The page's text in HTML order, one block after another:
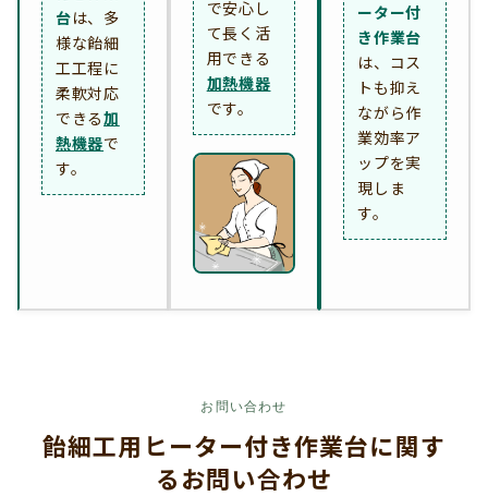
台は、多
様な飴細
工工程に
柔軟対応
できる加
熱機器で
す。
で安心し
て長く活
用できる
加熱機器
です。
ーター付
き作業台
は、コス
トも抑え
ながら作
業効率ア
ップを実
現しま
す。
お問い合わせ
飴細工用ヒーター付き作業台に関す
るお問い合わせ